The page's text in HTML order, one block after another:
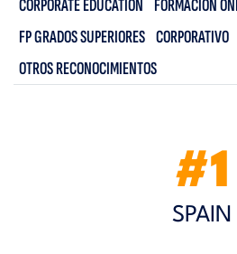
CORPORATE EDUCATION FORMACIÓN
FP GRADOS SUPERIORES CORPORATIVO
OTROS RECONOCIMIENTOS
#1
SPAIN